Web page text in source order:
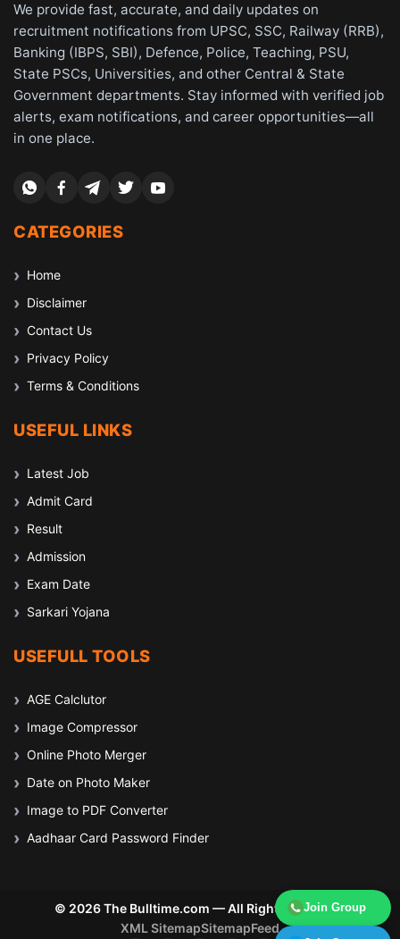
Join Group
We provide fast, accurate, and daily updates on
recruitment notifications from UPSC, SSC, Railway (RRB),
Banking (IBPS, SBI), Defence, Police, Teaching, PSU,
State PSCs, Universities, and other Central & State
Government departments. Stay informed with verified job
alerts, exam notifications, and career opportunities—all
in one place.
CATEGORIES
Home
Disclaimer
Contact Us
Privacy Policy
Terms & Conditions
USEFUL LINKS
Latest Job
Admit Card
Result
Admission
Exam Date
Sarkari Yojana
USEFULL TOOLS
AGE Calclutor
Image Compressor
Online Photo Merger
Date on Photo Maker
Image to PDF Converter
Aadhaar Card Password Finder
© 2026 The Bulltime.com — All Rights Reserved
XML SitemapSitemapFeed